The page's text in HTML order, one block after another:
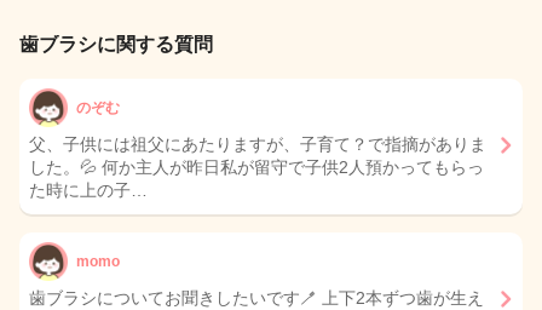
歯ブラシに関する質問
のぞむ
父、子供には祖父にあたりますが、子育て？で指摘がありま
した。💦 何か主人が昨日私が留守で子供2人預かってもらっ
た時に上の子…
momo
歯ブラシについてお聞きしたいです🪥 上下2本ずつ歯が生え